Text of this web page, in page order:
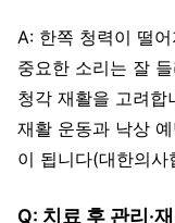
A: 한쪽 청력이 떨
중요한 소리는 잘
청각 재활을 고려합
재활 운동과 낙상
이 됩니다(대한의사
Q: 치료 후 관리·